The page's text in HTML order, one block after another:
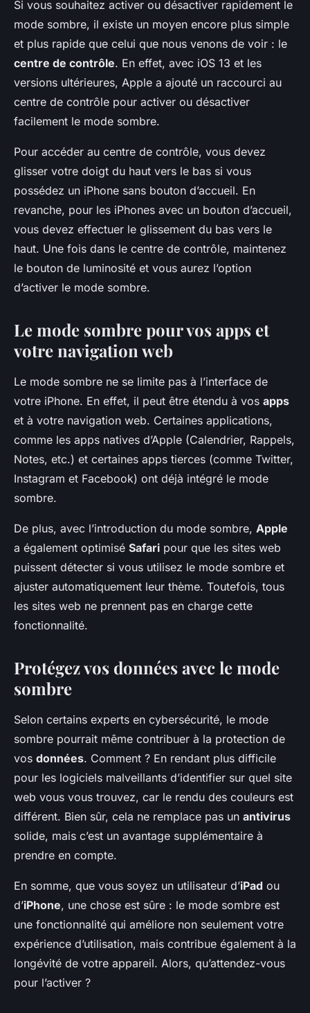
Si vous souhaitez activer ou désactiver rapidement le
mode sombre, il existe un moyen encore plus simple
et plus rapide que celui que nous venons de voir : le
centre de contrôle. En effet, avec iOS 13 et les
versions ultérieures, Apple a ajouté un raccourci au
centre de contrôle pour activer ou désactiver
facilement le mode sombre.
Pour accéder au centre de contrôle, vous devez
glisser votre doigt du haut vers le bas si vous
possédez un iPhone sans bouton d’accueil. En
revanche, pour les iPhones avec un bouton d’accueil,
vous devez effectuer le glissement du bas vers le
haut. Une fois dans le centre de contrôle, maintenez
le bouton de luminosité et vous aurez l’option
d’activer le mode sombre.
Le mode sombre pour vos apps et
votre navigation web
Le mode sombre ne se limite pas à l’interface de
votre iPhone. En effet, il peut être étendu à vos apps
et à votre navigation web. Certaines applications,
comme les apps natives d’Apple (Calendrier, Rappels,
Notes, etc.) et certaines apps tierces (comme Twitter,
Instagram et Facebook) ont déjà intégré le mode
sombre.
De plus, avec l’introduction du mode sombre, Apple
a également optimisé Safari pour que les sites web
puissent détecter si vous utilisez le mode sombre et
ajuster automatiquement leur thème. Toutefois, tous
les sites web ne prennent pas en charge cette
fonctionnalité.
Protégez vos données avec le mode
sombre
Selon certains experts en cybersécurité, le mode
sombre pourrait même contribuer à la protection de
vos données. Comment ? En rendant plus difficile
pour les logiciels malveillants d’identifier sur quel site
web vous vous trouvez, car le rendu des couleurs est
différent. Bien sûr, cela ne remplace pas un antivirus
solide, mais c’est un avantage supplémentaire à
prendre en compte.
En somme, que vous soyez un utilisateur d’iPad ou
d’iPhone, une chose est sûre : le mode sombre est
une fonctionnalité qui améliore non seulement votre
expérience d’utilisation, mais contribue également à la
longévité de votre appareil. Alors, qu’attendez-vous
pour l’activer ?